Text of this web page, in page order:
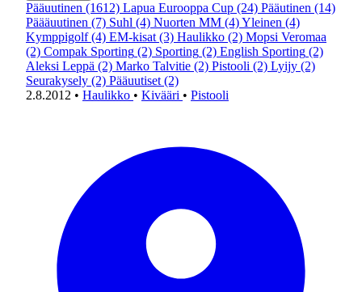
Pääuutinen (1612) Lapua Eurooppa Cup (24) Pääutinen (14)
Päääuutinen (7) Suhl (4) Nuorten MM (4)Yleinen (4)
Kymppigolf (4) EM-kisat (3) Haulikko (2) Mopsi Veromaa
(2) Compak Sporting (2) Sporting (2) English Sporting (2)
Aleksi Leppä (2) Marko Talvitie (2) Pistooli (2) Lyijy (2)
Seurakysely (2) Pääuutiset (2)
2.8.2012 • Haulikko • Kivääri • Pistooli